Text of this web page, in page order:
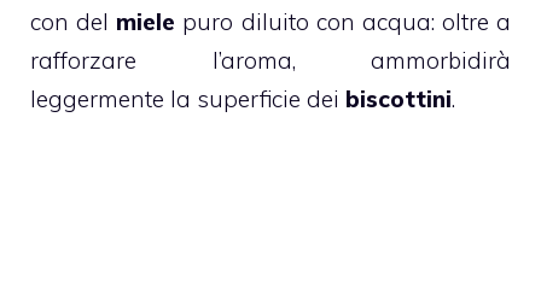
con del miele puro diluito con acqua: oltre a
rafforzare l’aroma, ammorbidirà
leggermente la superficie dei biscottini.